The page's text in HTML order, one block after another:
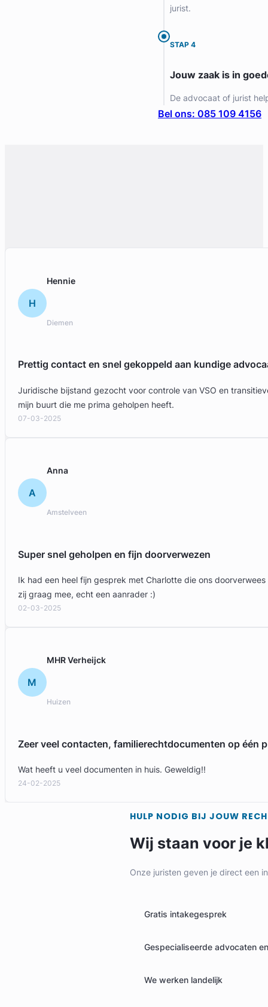
jurist.
STAP 4
Jouw zaak is in
De advocaat of jurist
Bel ons: 085 109 4156
H
Hennie
Diemen
Prettig contact en snel gekoppeld aan kundige
Juridische bijstand gezocht voor controle van VSO en
mijn buurt die me prima geholpen heeft.
07-03-2025
A
Anna
Amstelveen
Super snel geholpen en fijn doorverwezen
Ik had een heel fijn gesprek met Charlotte die ons
zij graag mee, echt een aanrader :)
02-03-2025
M
MHR Verheijck
Huizen
Zeer veel contacten, familierechtdocumenten op één
Wat heeft u veel documenten in huis. Geweldig!!
24-02-2025
HULP NODIG BIJ JOUW
Wij staan voor je
Onze juristen geven je direct een
Gratis intakegesprek
Gespecialiseerde advocaten
We werken landelijk